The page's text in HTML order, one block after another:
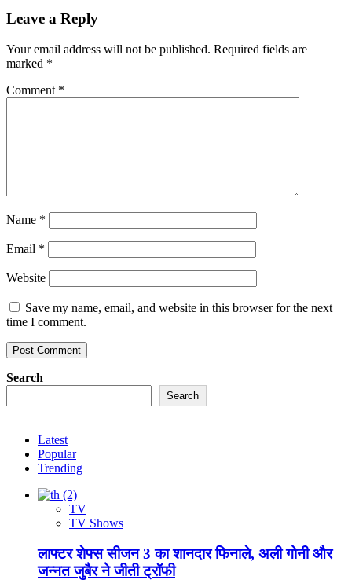
Leave a Reply
Your email address will not be published. Required fields are
marked *
Comment *
Name *
Email *
Website
Save my name, email, and website in this browser for the next
time I comment.
Search
Search
Latest
Popular
Trending
TV
TV Shows
लाफ्टर शेफ्स सीजन 3 का शानदार फिनाले, अली गोनी और
जन्नत जुबैर ने जीती ट्रॉफी